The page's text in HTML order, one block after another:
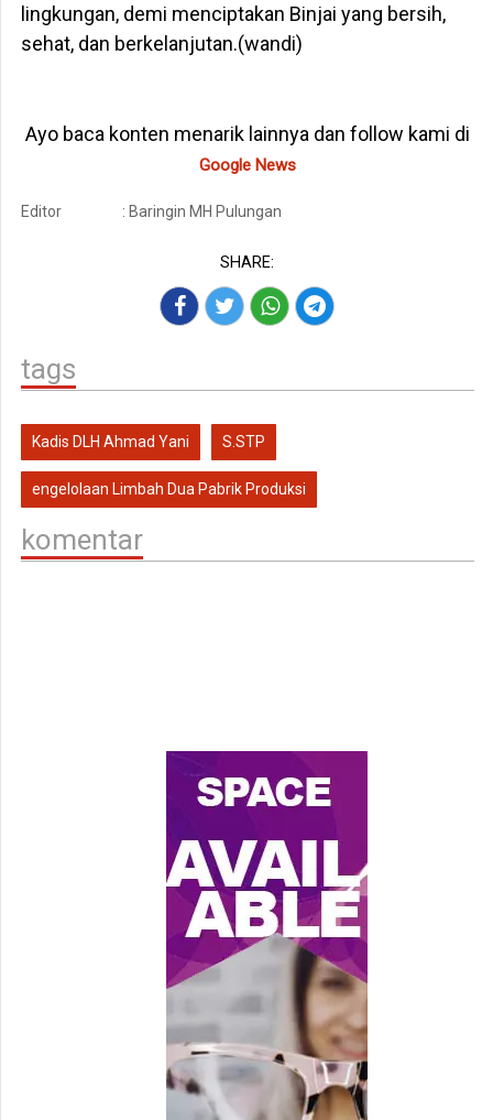
lingkungan, demi menciptakan Binjai yang bersih,
sehat, dan berkelanjutan.(wandi)
Ayo baca konten menarik lainnya dan follow kami di
Google News
Editor : Baringin MH Pulungan
SHARE:
tags
Kadis DLH Ahmad Yani S.STP
engelolaan Limbah Dua Pabrik Produksi
komentar